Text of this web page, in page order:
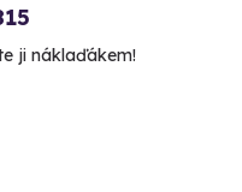
ji náklaďákem!